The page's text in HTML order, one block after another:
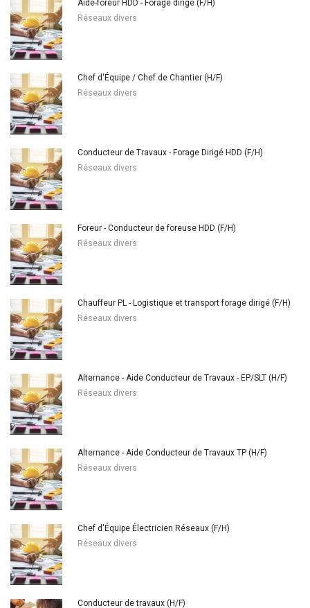
Aide-foreur HDD - Forage dirigé (F/H)
Réseaux divers
Chef d'Équipe / Chef de Chantier (H/F)
Réseaux divers
Conducteur de Travaux - Forage Dirigé HDD (F/H)
Réseaux divers
Foreur - Conducteur de foreuse HDD (F/H)
Réseaux divers
Chauffeur PL - Logistique et transport forage dirigé (F/H)
Réseaux divers
Alternance - Aide Conducteur de Travaux - EP/SLT (H/F)
Réseaux divers
Alternance - Aide Conducteur de Travaux TP (H/F)
Réseaux divers
Chef d'Équipe Électricien Réseaux (F/H)
Réseaux divers
Conducteur de travaux (H/F)